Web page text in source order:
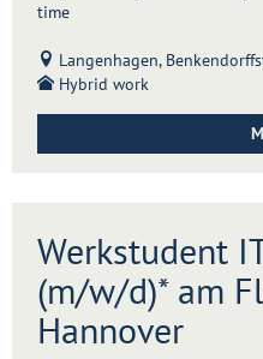
time
Langenhagen,
Hybrid work
Werkstudent
(m/w/d)* am
Hannover